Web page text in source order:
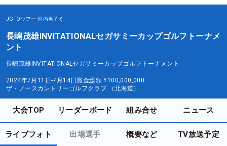
JGTOツアー 国内男子
長嶋茂雄INVITATIONALセガサミーカップゴルフトーナメ
ント
長嶋茂雄INVITATIONALセガサミーカップゴルフトーナメント
2024年7月11日-7月14日賞金総額 ¥100,000,000
ザ・ノースカントリーゴルフクラブ （北海道）
大会TOP リーダーボード 組み合せ ニュース
ライブフォト 出場選手 概要など TV放送予定